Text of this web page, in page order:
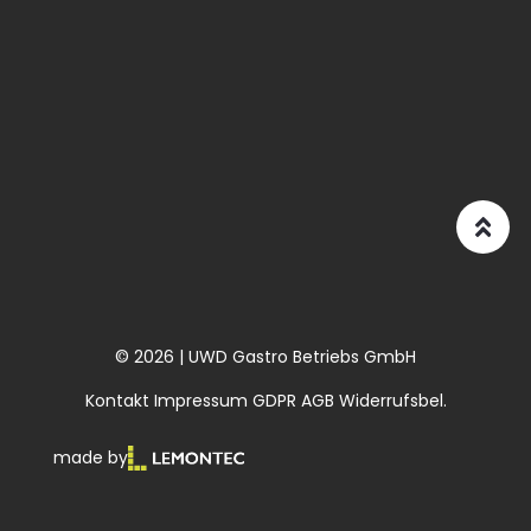
© 2026 | UWD Gastro Betriebs GmbH
Kontakt Impressum GDPR AGB Widerrufsbel.
made by